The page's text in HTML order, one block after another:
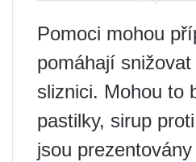
Pomoci mohou
pomáhají
sliznici. Mohou to
pastilky, sirup
jsou